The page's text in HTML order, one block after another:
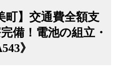
町】交通費全額支
備！電池の組立・
》